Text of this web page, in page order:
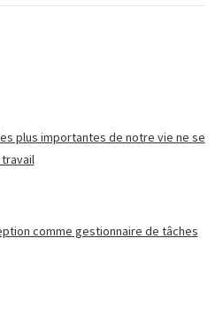
plus importantes de notre vie ne se
comme gestionnaire de tâches